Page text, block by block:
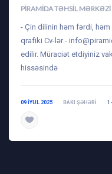
PIRAMIDA TƏHSIL MƏRKƏZI
- Çin dilinin həm fərdi,
qrafiki Cv-lər -
edilir. Müraciət etdiyiniz
hissəsində
09 IYUL 2025 BAKI ŞƏHƏRI